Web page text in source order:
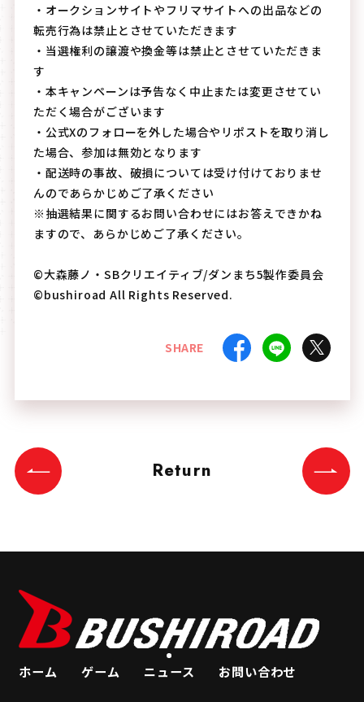
・オークションサイトやフリマサイトへの出品などの
転売行為は禁止とさせていただきます
・当選権利の譲渡や換金等は禁止とさせていただきま
す
・本キャンペーンは予告なく中止または変更させてい
ただく場合がございます
・公式Xのフォローを外した場合やリポストを取り消し
た場合、参加は無効となります
・配送時の事故、破損については受け付けておりませ
んのであらかじめご了承ください
※抽選結果に関するお問い合わせにはお答えできかね
ますので、あらかじめご了承ください。
©大森藤ノ・SBクリエイティブ/ダンまち5製作委員会
©bushiroad All Rights Reserved.
SHARE
Return
ホーム ゲーム ニュース お問い合わせ